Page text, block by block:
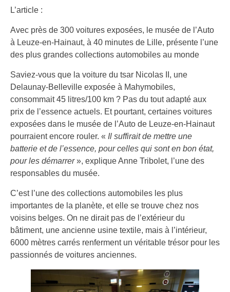
L’article :
Avec près de 300 voitures exposées, le musée de l’Auto
à Leuze-en-Hainaut, à 40 minutes de Lille, présente l’une
des plus grandes collections automobiles au monde
Saviez-vous que la voiture du tsar Nicolas II, une
Delaunay-Belleville exposée à Mahymobiles,
consommait 45 litres/100 km ? Pas du tout adapté aux
prix de l’essence actuels. Et pourtant, certaines voitures
exposées dans le musée de l’Auto de Leuze-en-Hainaut
pourraient encore rouler. « Il suffirait de mettre une
batterie et de l’essence, pour celles qui sont en bon état,
pour les démarrer», explique Anne Tribolet, l’une des
responsables du musée.
C’est l’une des collections automobiles les plus
importantes de la planète, et elle se trouve chez nos
voisins belges. On ne dirait pas de l’extérieur du
bâtiment, une ancienne usine textile, mais à l’intérieur,
6000 mètres carrés renferment un véritable trésor pour les
passionnés de voitures anciennes.